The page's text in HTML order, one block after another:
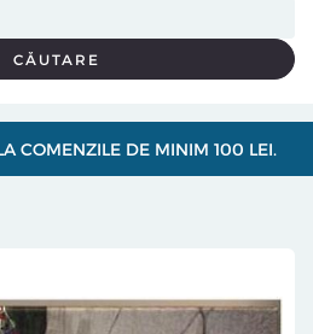
CĂUTARE
COMENZILE DE MINIM 100 LEI.